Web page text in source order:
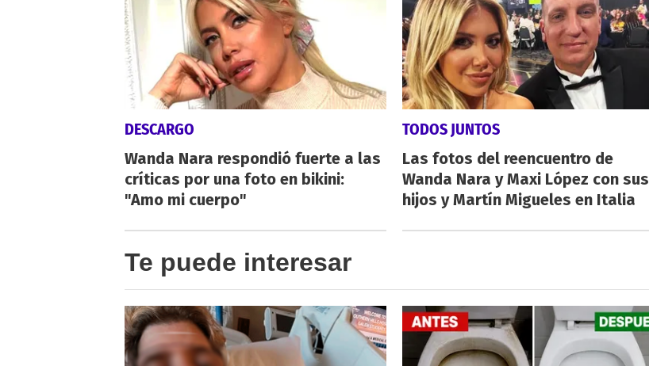
DESCARGO
Wanda Nara respondió fuerte a las
críticas por una foto en bikini:
"Amo mi cuerpo"
TODOS JUNTOS
Las fotos del reencuentro de
Wanda Nara y Maxi López con sus
hijos y Martín Migueles en Italia
Te puede interesar